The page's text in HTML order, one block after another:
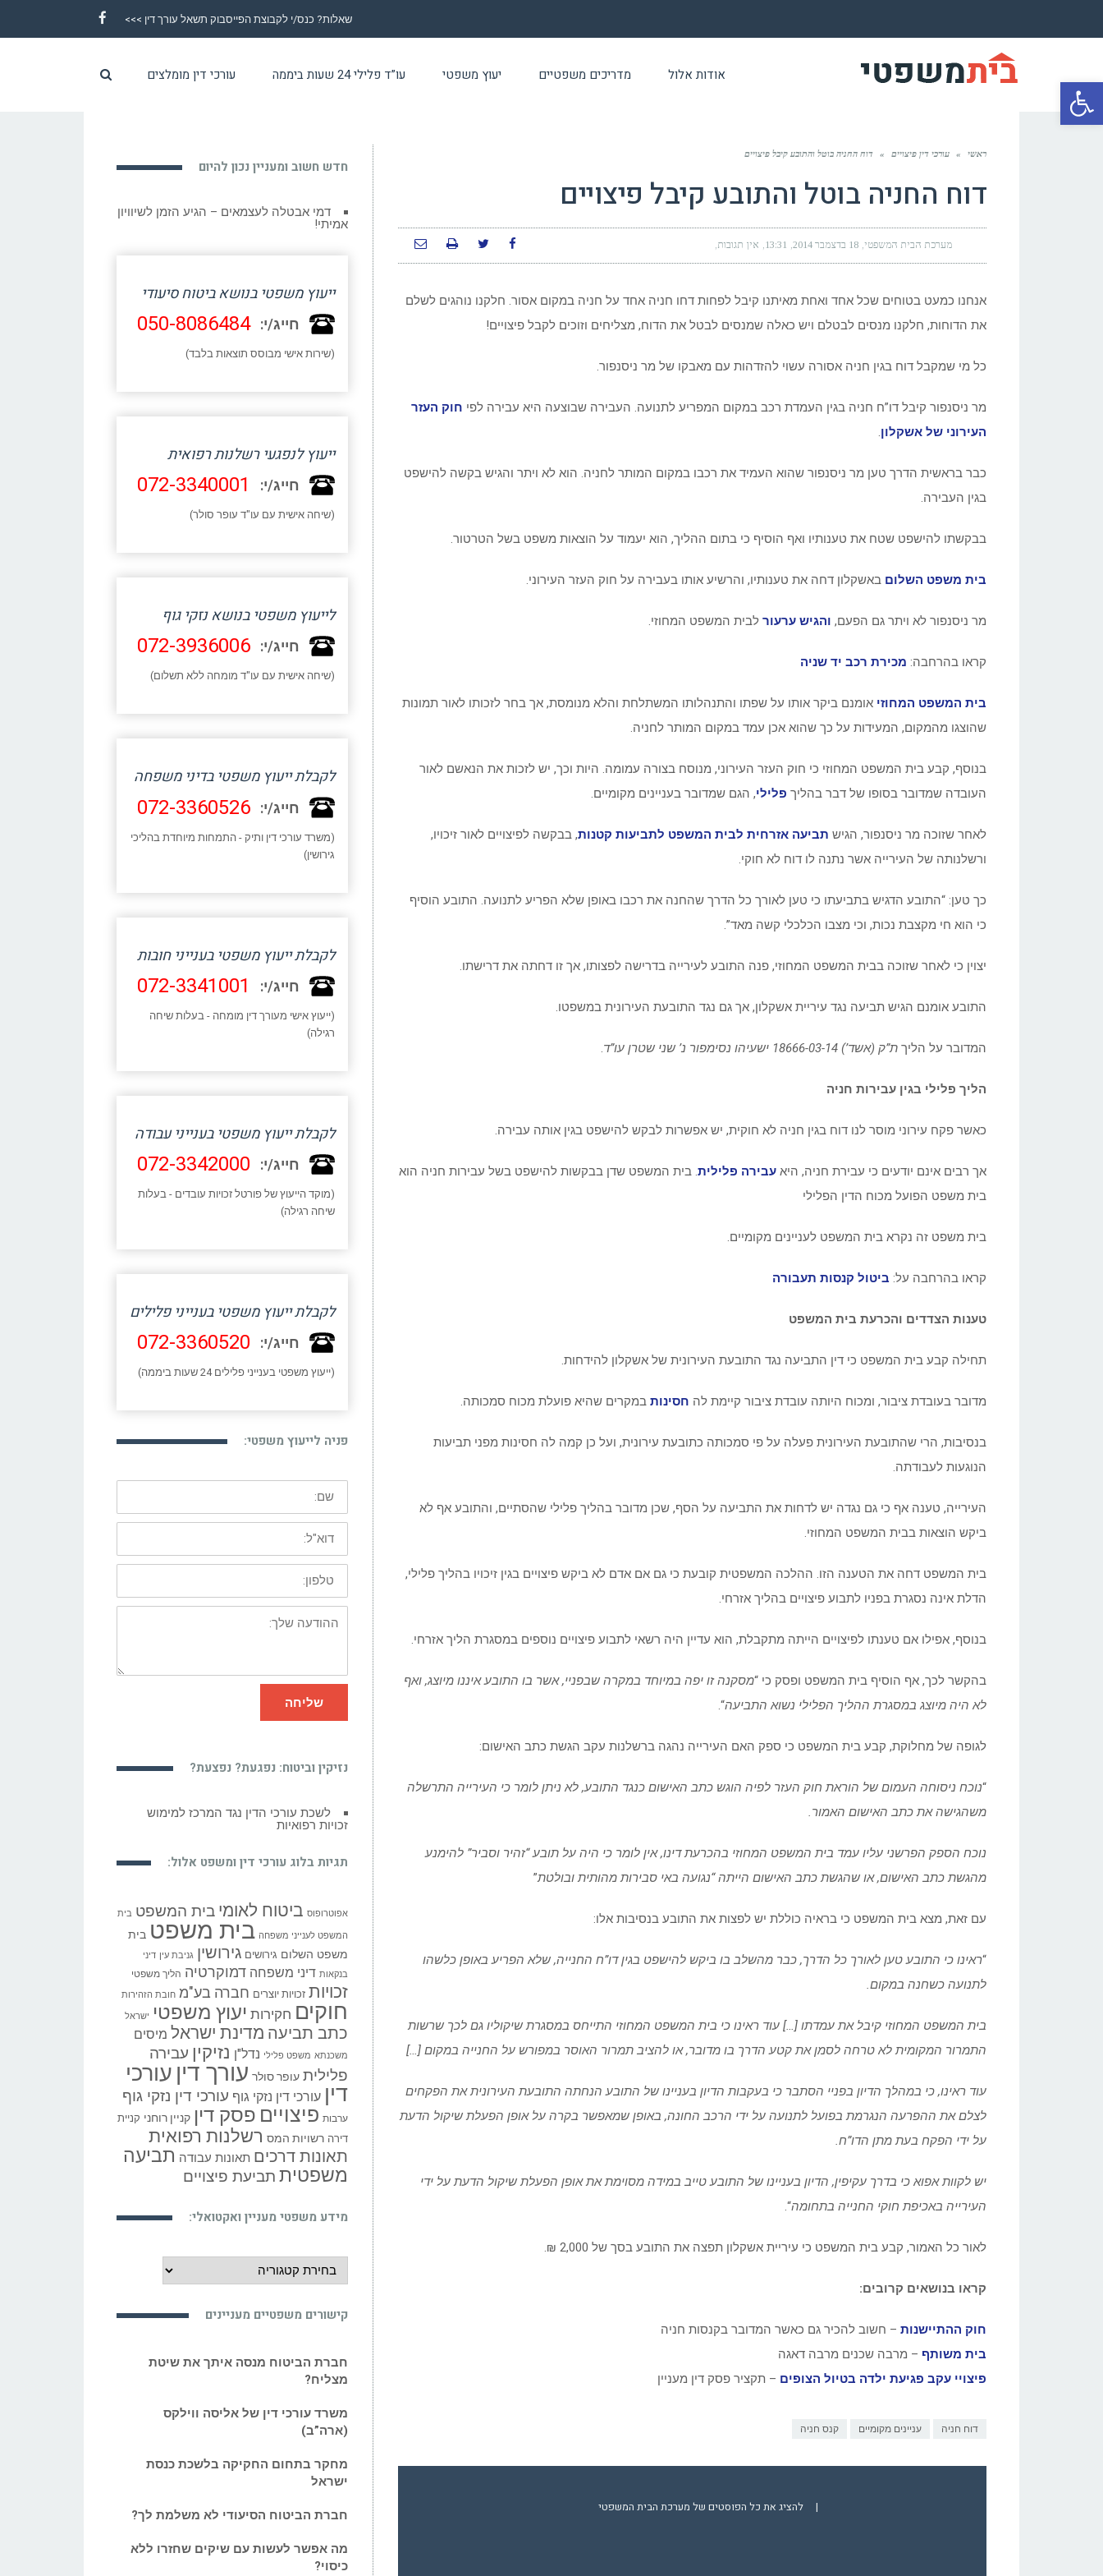
פתח סרגל נגישות
שאלות? כנס/י לקבוצת הפייסבוק תשאל עורך דין >>>
Facebook
אודות אלול מדריכים משפטיים יעוץ משפטי עו”ד פלילי 24 שעות ביממה עורכי דין מומלצים
ראשי » עורכי דין פיצויים » דוח החניה בוטל והתובע קיבל פיצויים
דוח החניה בוטל והתובע קיבל פיצויים
מערכת הבית המשפטי 18 בדצמבר 2014 13:31 אין תגובות
אנחנו כמעט בטוחים שכל אחד ואחת מאיתנו קיבל לפחות דחו חניה אחד על חניה במקום אסור. חלקנו נוהגים לשלם
את הדוחות, חלקנו מנסים לבטלם ויש כאלה שמנסים לבטל את הדוח, מצליחים וזוכים לקבל פיצויים!
כל מי שמקבל דוח בגין חניה אסורה עשוי להזדהות עם מאבקו של מר ניסנפור.
מר ניסנפור קיבל דו”ח חניה בגין העמדת רכב במקום המפריע לתנועה. העבירה שבוצעה היא עבירה לפי חוק העזר
העירוני של אשקלון.
כבר בראשית הדרך טען מר ניסנפור שהוא העמיד את רכבו במקום המותר לחניה. הוא לא ויתר והגיש בקשה להישפט
בגין העבירה.
בבקשתו להישפט שטח את טענותיו ואף הוסיף כי בתום ההליך, הוא יעמוד על הוצאות משפט בשל הטרטור.
בית משפט השלום באשקלון דחה את טענותיו, והרשיע אותו בעבירה על חוק העזר העירוני.
מר ניסנפור לא ויתר גם הפעם, והגיש ערעור לבית המשפט המחוזי.
קראו בהרחבה: מכירת רכב יד שניה
בית המשפט המחוזי אומנם ביקר אותו על שפתו והתנהלותו המשתלחת והלא מנומסת, אך בחר לזכותו לאור תמונות
שהוצגו מהמקום, המעידות על כך שהוא אכן עמד במקום המותר לחניה.
בנוסף, קבע בית המשפט המחוזי כי חוק העזר העירוני, מנוסח בצורה עמומה. היות וכך, יש לזכות את הנאשם לאור
העובדה שמדובר בסופו של דבר בהליך פלילי, הגם שמדובר בעניינים מקומיים.
לאחר שזוכה מר ניסנפור, הגיש תביעה אזרחית לבית המשפט לתביעות קטנות, בבקשה לפיצויים לאור זיכויו,
ורשלנותה של העירייה אשר נתנה לו דוח לא חוקי.
כך טען: “התובע הדגיש בתביעתו כי טען לאורך כל הדרך שהחנה את רכבו באופן שלא הפריע לתנועה. התובע הוסיף
כי הוא חי מקצבת נכות, וכי מצבו הכלכלי קשה מאד”.
יצוין כי לאחר שזוכה בבית המשפט המחוזי, פנה התובע לעירייה בדרישה לפצותו, אך זו דחתה את דרישתו.
התובע אומנם הגיש תביעה נגד עיריית אשקלון, אך גם נגד התובעת העירונית במשפטו.
המדובר על הליך ת”ק (אשד’) 18666-03-14 ישעיהו נסימפור נ’ שני שטרן עו”ד .
הליך פלילי בגין עבירות חניה
כאשר פקח עירוני מוסר לנו דוח בגין חניה לא חוקית, יש אפשרות לבקש להישפט בגין אותה עבירה.
אך רבים אינם יודעים כי עבירת חניה, היא עבירה פלילית. בית המשפט שדן בבקשות להישפט בשל עבירות חניה הוא
בית משפט הפועל מכוח הדין הפלילי
בית משפט זה נקרא בית המשפט לעניינים מקומיים.
קראו בהרחבה על: ביטול קנסות תעבורה
טענות הצדדים והכרעת בית המשפט
תחילה קבע בית המשפט כי דין התביעה נגד התובעת העירונית של אשקלון להידחות.
מדובר בעובדת ציבור, ומכוח היותה עובדת ציבור קיימת לה חסינות במקרים שהיא פועלת מכוח סמכותה.
בנסיבות, הרי שהתובעת העירונית פעלה על פי סמכותה כתובעת עירונית, ועל כן קמה לה חסינות מפני תביעות
הנוגעות לעבודתה.
העירייה, טענה אף כי גם נגדה יש לדחות את התביעה על הסף, שכן מדובר בהליך פלילי שהסתיים, והתובע אף לא
ביקש הוצאות בבית המשפט המחוזי.
בית המשפט דחה את הטענה הזו. ההלכה המשפטית קובעת כי גם אם אדם לא ביקש פיצויים בגין זיכויו בהליך פלילי,
הדלת אינה נסגרת בפניו לתבוע פיצויים בהליך אזרחי.
בנוסף, אפילו אם טענתו לפיצויים הייתה מתקבלת, הוא עדיין היה רשאי לתבוע פיצויים נוספים במסגרת הליך אזרחי.
בהקשר לכך, אף הוסיף בית המשפט ופסק כי “מסקנה זו יפה במיוחד במקרה שבפניי, אשר בו התובע איננו מיוצג, ואף
לא היה מיוצג במסגרת ההליך הפלילי נשוא התביעה“.
לגופה של מחלוקת, קבע בית המשפט כי ספק האם העירייה נהגה ברשלנות עקב הגשת כתב האישום:
“נוכח ניסוחה העמום של הוראת חוק העזר לפיה הוגש כתב האישום כנגד התובע, לא ניתן לומר כי העירייה התרשלה
משהגישה את כתב האישום האמור.
נוכח הספק הפרשני עליו עמד בית המשפט המחוזי בהכרעת דינו, אין לומר כי היה על תובע “זהיר וסביר” להימנע
מהגשת כתב האישום, או שהגשת כתב האישום הייתה “נגועה באי סבירות מהותית ובולטת”
עם זאת, מצא בית המשפט כי בראיה כוללת יש לפצות את התובע בנסיבות אלו:
“ראינו כי התובע טען לאורך כל הדרך, כבר מהשלב בו ביקש להישפט בגין דו”ח החנייה, שלא הפריע באופן כלשהו
לתנועה כשחנה במקום.
בית המשפט המחוזי קיבל את עמדתו […] עוד ראינו כי בית המשפט המחוזי התייחס במסגרת שיקוליו גם לכך שרשות
התמרור המקומית לא טרחה לסמן את קטע הדרך בו מדובר, או להציב תמרור האוסר במפורש על החנייה במקום […]
עוד ראינו, כי במהלך הדיון בפניי הסתבר כי בעקבות הדיון בעניינו של התובע הנחתה התובעת העירונית את הפקחים
לצלם את ההפרעה הנגרמת בפועל לתנועה על ידי הרכב החונה, באופן שמאפשר בקרה על אופן הפעלת שיקול הדעת
על ידי הפקח בעת מתן הדו”ח.
יש לקוות אפוא כי בדרך עקיפין, הדיון בעניינו של התובע טייב במידה מסוימת את אופן הפעלת שיקול הדעת על ידי
העירייה באכיפת חוקי החנייה בתחומה“.
לאור כל האמור, קבע בית המשפט כי עיריית אשקלון תפצה את התובע בסך של 2,000 ₪.
קראו בנושאים קרובים:
חוק ההתיישנות – חשוב להכיר גם כאשר המדובר בקנסות חניה
בית משותף – מרבה שכנים מרבה דאגה
פיצויי עקב פגיעת ילדה בטיול הצופים – תקציר פסק דין מעניין
דוח חניה עניינים מקומיים קנס חניה
| להציג את כל הפוסטים של מערכת הבית המשפטי
חדש חשוב ומעניין נכון להיום
דמי אבטלה לעצמאים – הגיע הזמן לשיוויון
אמיתי!
ייעוץ משפטי בנושא ביטוח סיעודי
חייג/י: 050-8086484
(שירות אישי מבוסס תוצאות בלבד)
ייעוץ לנפגעי רשלנות רפואית
חייג/י: 072-3340001
(שיחה אישית עם עו"ד עופר סולר)
לייעוץ משפטי בנושא נזקי גוף
חייג/י: 072-3936006
(שיחה אישית עם עו"ד מומחה ללא תשלום)
לקבלת ייעוץ משפטי בדיני משפחה
חייג/י: 072-3360526
(משרד עורכי דין ותיק - התמחות מיוחדת בהליכי
גירושין)
לקבלת ייעוץ משפטי בענייני חובות
חייג/י: 072-3341001
(ייעוץ אישי מעורך דין מומחה - בעלות שיחה
רגילה)
לקבלת ייעוץ משפטי בענייני עבודה
חייג/י: 072-3342000
(מוקד הייעוץ של פורטל זכויות עובדים - בעלות
שיחה רגילה)
לקבלת ייעוץ משפטי בענייני פלילים
חייג/י: 072-3360520
(ייעוץ משפטי בענייני פלילים 24 שעות ביממה)
פניה לייעוץ משפטי:
שם:
דוא"ל:
טלפון:
ההודעה
שלך:
שליחה
נזיקין וביטוח: נפגעת? נפצעת?
רשלנות רפואית בניתוח פלסטי – לא נעים
אבל מה עושים?
תגיות בלוג עורכי דין ומשפט אלול:
אפוטרופוס ביטוח לאומי בית המשפט בית
המשפט לענייני משפחה בית משפט בית
משפט השלום גירושים גירושין גניבת עין דיני
בנקאות דיני משפחה דמוקרטיה הליך משפטי
זכויות זכויות יוצרים חברה בע"מ חובת הזהירות
חוקים חקירות יעוץ משפטי ישראל
כתב תביעה מדינת ישראל מיסים
משכנתא משפט פלילי נדל"ן נזיקין עבירה
פלילית עופר סולר עורך דין עורכי
דין עורכי דין נזקי גוף עורכי דין נזקי גוף
ערבות פיצויים פסק דין קניין רוחני קניית
דירה רשויות המס רשלנות רפואית
תאונות דרכים תאונות עבודה תביעה
משפטית תביעת פיצויים
מידע משפטי מעניין ואקטואלי:
מידע
משפטי
ואקטואלי:
קישורים משפטיים מעניינים
חברת הביטוח מנסה איתך את שיטת
מצליח?
משרד עורכי דין של אליסה ווילקס
(ארה”ב)
מחקר בתחום החקיקה בלשכת כנסת
ישראל
חברת הביטוח הסיעודי לא משלמת לך?
מה אפשר לעשות עם שיקים שחזרו ללא
כיסוי?